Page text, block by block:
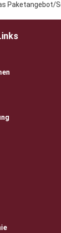
Paketangebot/